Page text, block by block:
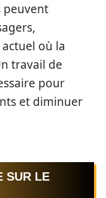
peuvent
où la
travail de
pour
et diminuer
SUR LE